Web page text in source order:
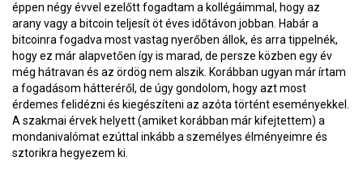
éppen négy évvel ezelőtt fogadtam a kollégáimmal, hogy az
arany vagy a bitcoin teljesít öt éves időtávon jobban. Habár a
bitcoinra fogadva most vastag nyerőben állok, és arra tippelnék,
hogy ez már alapvetően így is marad, de persze közben egy év
még hátravan és az ördög nem alszik. Korábban ugyan már írtam
a fogadásom hátteréről, de úgy gondolom, hogy azt most
érdemes felidézni és kiegészíteni az azóta történt eseményekkel.
A szakmai érvek helyett (amiket korábban már kifejtettem) a
mondanivalómat ezúttal inkább a személyes élményeimre és
sztorikra hegyezem ki.